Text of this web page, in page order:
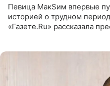
Певица МакSим впервые
историей о трудном
«Газете.Ru» рассказала